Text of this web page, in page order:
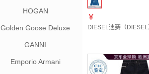
HOGAN
Golden Goose Deluxe
GANNI
Emporio Armani
￥
DIESEL迪赛（